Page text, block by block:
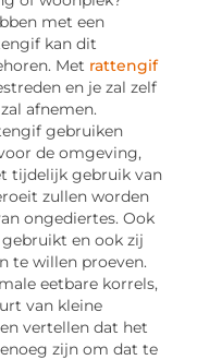
met een
kan dit
Met rattengif
en je zal zelf
afnemen.
gebruiken
de omgeving,
tijdelijk gebruik van
zullen worden
ongediertes. Ook
en ook zij
te willen proeven.
eetbare korrels,
van kleine
vertellen dat het
zijn om dat te